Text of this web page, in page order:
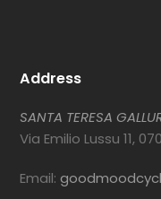
Address
SANTA TERESA
Via Emilio Lussu 11,
Email: